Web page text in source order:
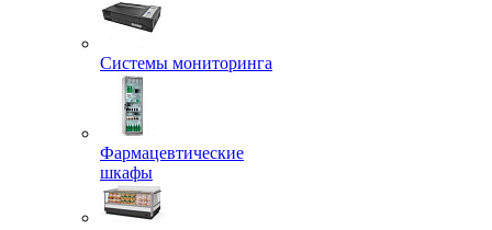
Системы мониторинга
Фармацевтические
шкафы